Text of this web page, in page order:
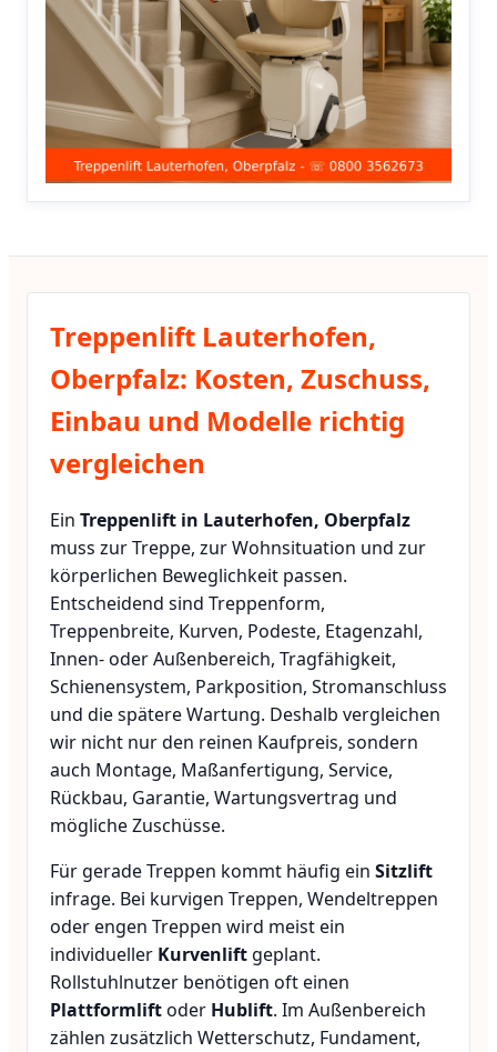
Treppenlift Lauterhofen,
Oberpfalz: Kosten, Zuschuss,
Einbau und Modelle richtig
vergleichen
Ein Treppenlift in Lauterhofen, Oberpfalz
muss zur Treppe, zur Wohnsituation und zur
körperlichen Beweglichkeit passen.
Entscheidend sind Treppenform,
Treppenbreite, Kurven, Podeste, Etagenzahl,
Innen- oder Außenbereich, Tragfähigkeit,
Schienensystem, Parkposition, Stromanschluss
und die spätere Wartung. Deshalb vergleichen
wir nicht nur den reinen Kaufpreis, sondern
auch Montage, Maßanfertigung, Service,
Rückbau, Garantie, Wartungsvertrag und
mögliche Zuschüsse.
Für gerade Treppen kommt häufig ein Sitzlift
infrage. Bei kurvigen Treppen, Wendeltreppen
oder engen Treppen wird meist ein
individueller Kurvenlift geplant.
Rollstuhlnutzer benötigen oft einen
Plattformliftoder Hublift. Im Außenbereich
zählen zusätzlich Wetterschutz, Fundament,